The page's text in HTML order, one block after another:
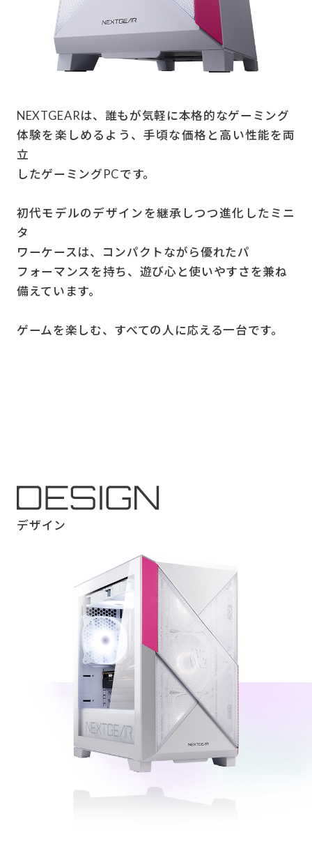
NEXTGEARは、誰もが気軽に本格的なゲーミング
体験を楽しめるよう、手頃な価格と高い性能を両
立
したゲーミングPCです。
初代モデルのデザインを継承しつつ進化したミニ
タ
ワーケースは、コンパクトながら優れたパ
フォーマンスを持ち、遊び心と使いやすさを兼ね
備えています。
ゲームを楽しむ、すべての人に応える一台です。
デザイン